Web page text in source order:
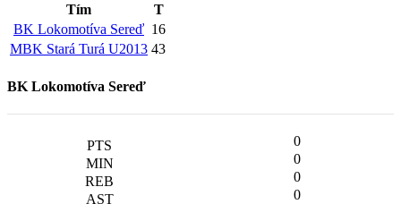
Tím
T
BK Lokomotíva Sereď 16
MBK Stará Turá U2013 43
BK Lokomotíva Sereď
0
0
0
0